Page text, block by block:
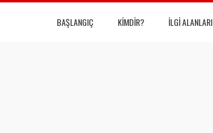
BAŞLANGIÇ KIMDIR? İLGI ALANLARI